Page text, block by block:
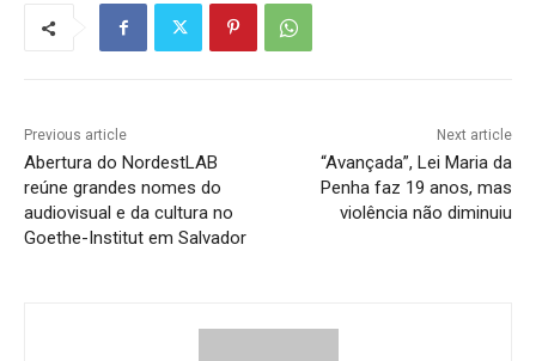
Previous article
Abertura do NordestLAB
reúne grandes nomes do
audiovisual e da cultura no
Goethe-Institut em Salvador
Next article
“Avançada”, Lei Maria da
Penha faz 19 anos, mas
violência não diminuiu